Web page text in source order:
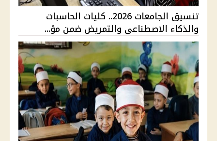
تنسيق الجامعات 2026.. كليات الحاسبات
والذكاء الاصطناعي والتمريض ضمن مؤ...